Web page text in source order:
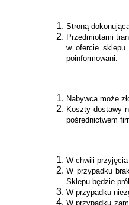
Stroną
Przedmiotami
w ofercie sklepu
poinformowani.
Nabywca może
Koszty dostawy
pośrednictwem
W chwili
W przypadku
Sklepu będzie
W przypadku
W przypadku